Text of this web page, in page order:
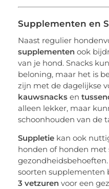
Supplementen en
Naast regulier
supplementen ook
van je hond. Snacks
beloning, maar het is
zijn met de dagelijkse
kauwsnacks en
alleen lekker, maar
schoonhouden van de
Suppletie kan ook
honden of honden met
soorten supplementen
3 vetzuren voor een